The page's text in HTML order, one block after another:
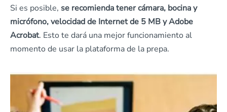
Si es posible, se recomienda tener cámara, bocina y
micrófono, velocidad de Internet de 5 MB y Adobe
Acrobat. Esto te dará una mejor funcionamiento al
momento de usar la plataforma de la prepa.